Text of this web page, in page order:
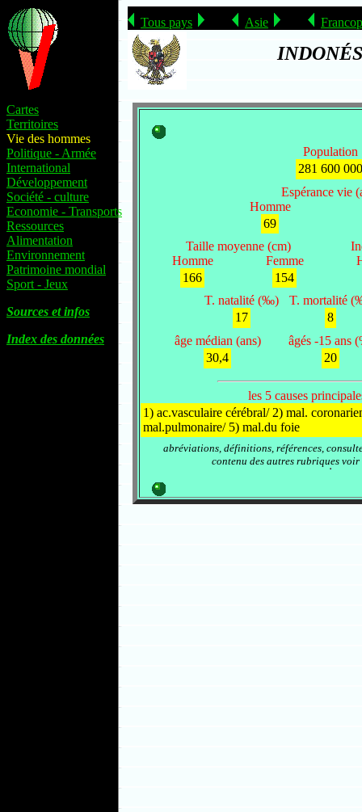
Tous pays Asie
Cartes
Territoires
Vie des hommes
Politique - Armée
International
Développement
Société - culture
Economie - Transports
Ressources
Alimentation
Environnement
Patrimoine mondial
Sport - Jeux
Sources et infos
Index des données
Population
281 600 000
Espérance vie
Homme
69
Taille moyenne (cm)
Homme
Femme
166
154
T. natalité (‰)
T. mortalité
17
8
âge médian (ans)
âgés -15 ans
30,4
20
les 5 causes
1) ac.vasculaire cérébral/ 2) mal.
mal.pulmonaire/ 5) mal.du foie
abréviations, définitions, références,
contenu des autres rubriques voir